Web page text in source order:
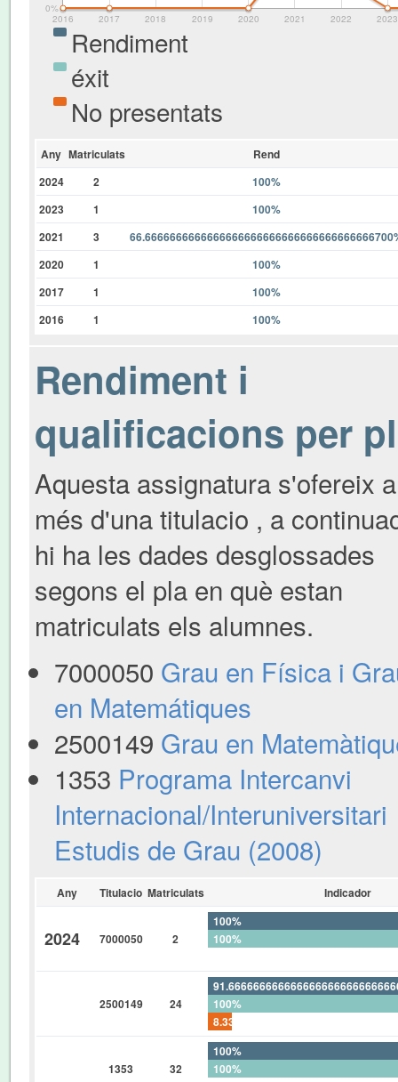
2016 2017 2018 2019 2020 2021 2022 2023
0%
Rendiment
éxit
No presentats
Any Matriculats
Rend
2024
2
100%
2023
1
100%
2021
3
2020
1
100%
2017
1
100%
2016
1 100%
Rendiment i
qualificacions per
Aquesta assignatura s'ofereix a
més d'una titulacio , a
hi ha les dades desglossades
segons el pla en què estan
matriculats els alumnes.
7000050 Grau en Física i
en Matemátiques
2500149 Grau en
1353 Programa Intercanvi
Internacional/Interuniversitari
Estudis de Grau (2008)
Any Titulacio Matriculats Indicador
2024 7000050 2
100%
100%
2500149 24
100%
1353 32
100%
100%